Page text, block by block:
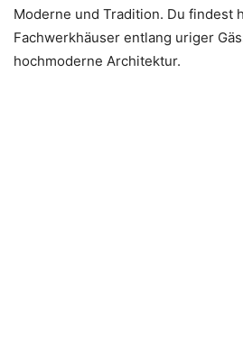
Moderne und Tradition. Du findest
Fachwerkhäuser entlang uriger
hochmoderne Architektur.